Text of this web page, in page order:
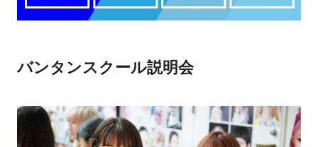
バンタンスクール説明会